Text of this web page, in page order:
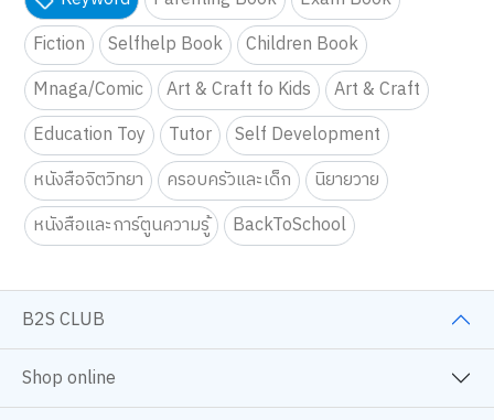
Fiction
Selfhelp Book
Children Book
Mnaga/Comic
Art & Craft fo Kids
Art & Craft
Education Toy
Tutor
Self Development
หนังสือจิตวิทยา
ครอบครัวและเด็ก
นิยายวาย
หนังสือและการ์ตูนความรู้
BackToSchool
B2S CLUB
Shop online